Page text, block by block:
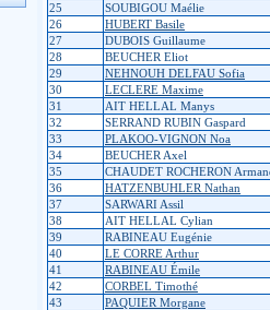
25
SOUBIGOU Maélie
26
HUBERT Basile
27
DUBOIS Guillaume
28
BEUCHER Eliot
29
NEHNOUH DELFAU Sofia
30
LECLERE Maxime
31
AIT HELLAL Manys
32
SERRAND RUBIN Gaspard
33
PLAKOO-VIGNON Noa
34
BEUCHER Axel
35
CHAUDET ROCHERON
36
HATZENBUHLER Nathan
37
SARWARI Assil
38
AIT HELLAL Cylian
39
RABINEAU Eugénie
40
LE CORRE Arthur
41
RABINEAU Émile
42
CORBEL Timothé
43
PAQUIER Morgane